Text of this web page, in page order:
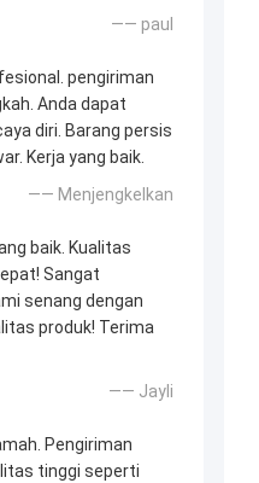
—— paul
pengiriman
Anda dapat
diri. Barang persis
Kerja yang baik.
—— Menjengkelkan
baik. Kualitas
Sangat
senang dengan
produk! Terima
—— Jayli
Pengiriman
tinggi seperti